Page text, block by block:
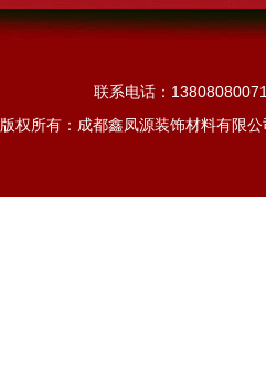
联系电话：
版权所有：成都鑫凤源装饰材料有限